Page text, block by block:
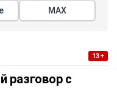
МАХ
13+
разговор с